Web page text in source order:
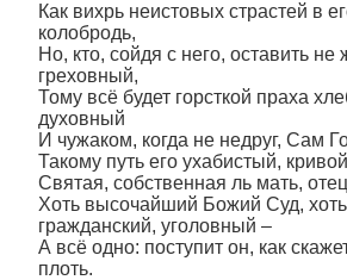
Как вихрь неистовых страстей в
колобродь,
Но, кто, сойдя с него, оставить не
греховный,
Тому всё будет горсткой праха
духовный
И чужаком, когда не недруг, Сам
Такому путь его ухабистый,
Святая, собственная ль мать,
Хоть высочайший Божий Суд, хоть
гражданский, уголовный –
А всё одно: поступит он, как
плоть.